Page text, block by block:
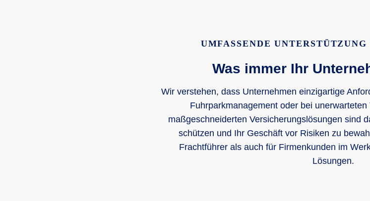
UMFASSENDE
Was immer Ihr
Wir verstehen, dass Unternehmen einzigartige
Fuhrparkmanagement oder bei
maßgeschneiderten Versicherungslösungen sind
schützen und Ihr Geschäft vor Risiken zu
Frachtführer als auch für Firmenkunden im
Lösungen.